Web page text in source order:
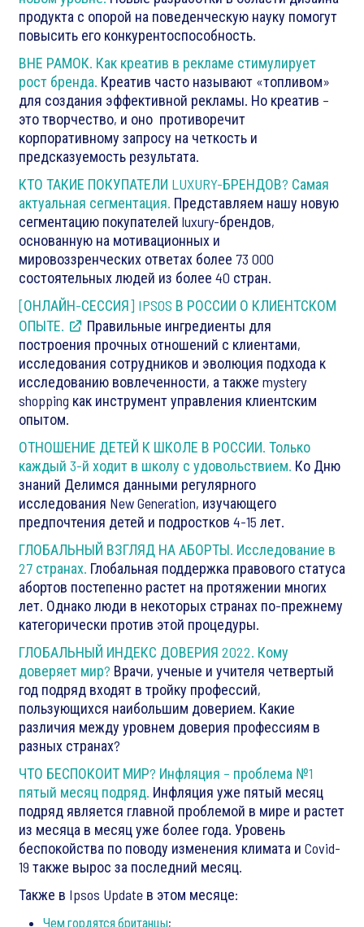
продукта с опорой на поведенческую науку помогут
повысить его конкурентоспособность.
ВНЕ РАМОК. Как креатив в рекламе стимулирует
рост бренда. Креатив часто называют «топливом»
для создания эффективной рекламы. Но креатив –
это творчество, и оно противоречит
корпоративному запросу на четкость и
предсказуемость результата.
КТО ТАКИЕ ПОКУПАТЕЛИ LUXURY-БРЕНДОВ? Самая
актуальная сегментация. Представляем нашу новую
сегментацию покупателей luxury-брендов,
основанную на мотивационных и
мировоззренческих ответах более 73 000
состоятельных людей из более 40 стран.
[ОНЛАЙН-СЕССИЯ] IPSOS В РОССИИ О КЛИЕНТСКОМ
ОПЫТЕ.
Правильные ингредиенты для
построения прочных отношений с клиентами,
исследования сотрудников и эволюция подхода к
исследованию вовлеченности, а также mystery
shopping как инструмент управления клиентским
опытом.
ОТНОШЕНИЕ ДЕТЕЙ К ШКОЛЕ В РОССИИ. Только
каждый 3-й ходит в школу с удовольствием. Ко Дню
знаний Делимся данными регулярного
исследования New Generation, изучающего
предпочтения детей и подростков 4-15 лет.
ГЛОБАЛЬНЫЙ ВЗГЛЯД НА АБОРТЫ. Исследование в
27 странах. Глобальная поддержка правового статуса
абортов постепенно растет на протяжении многих
лет. Однако люди в некоторых странах по-прежнему
категорически против этой процедуры.
ГЛОБАЛЬНЫЙ ИНДЕКС ДОВЕРИЯ 2022. Кому
доверяет мир? Врачи, ученые и учителя четвертый
год подряд входят в тройку профессий,
пользующихся наибольшим доверием. Какие
различия между уровнем доверия профессиям в
разных странах?
ЧТО БЕСПОКОИТ МИР? Инфляция – проблема №1
пятый месяц подряд. Инфляция уже пятый месяц
подряд является главной проблемой в мире и растет
из месяца в месяц уже более года. Уровень
беспокойства по поводу изменения климата и Covid-
19 также вырос за последний месяц.
Также в Ipsos Update в этом месяце:
Чем гордятся британцы;